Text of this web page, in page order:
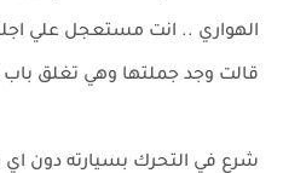
الهواري .. انت مستعجل علي
قالت وجد جملتها وهي تغلق باب
شرع في التحرك بسيارته دون